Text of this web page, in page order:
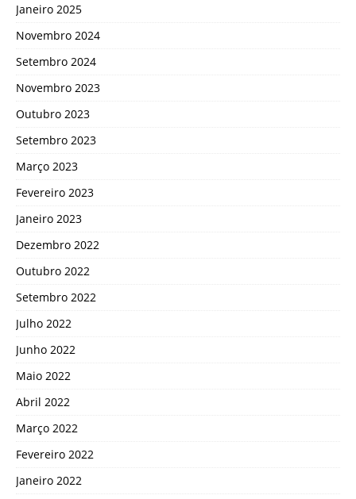
Janeiro 2025
Novembro 2024
Setembro 2024
Novembro 2023
Outubro 2023
Setembro 2023
Março 2023
Fevereiro 2023
Janeiro 2023
Dezembro 2022
Outubro 2022
Setembro 2022
Julho 2022
Junho 2022
Maio 2022
Abril 2022
Março 2022
Fevereiro 2022
Janeiro 2022